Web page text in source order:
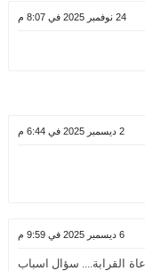
24 نوفمبر 2025 في 8:07 م
2 ديسمبر 2025 في 6:44 م
6 ديسمبر 2025 في 9:59 م
القرابة.... سؤال اسباب